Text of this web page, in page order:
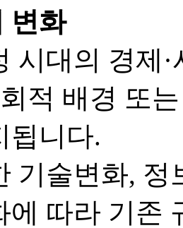
변화
시대의 경제
적 배경 또
됩니다.
기술변화,
에 따라 기존